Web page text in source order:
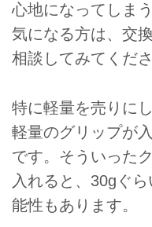
心地になってしま
気になる方は、交
相談してみてくださ
特に軽量を売りに
軽量のグリップが
です。そういった
入れると、30gぐ
能性もあります。